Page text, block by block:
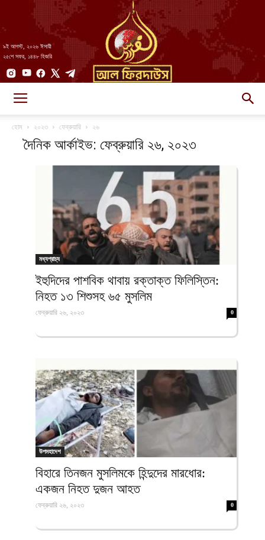
৯ই আগস্ট, ২০২৬ ঈসায়ী
২৫শে সফর, ১৪৪৮ হিজরি
আল-
ফিরদাউস
হোম ২০২৩ ফেব্রুয়ারি ২৬
দৈনিক আর্কাইভ: ফেব্রুয়ারি ২৬, ২০২৩
মধ্যপ্রাচ্য
ইহুদিদের পাশবিক থাবায় রক্তাক্ত ফিলিস্তিন:
নিহত ১৩ শিশুসহ ৬৫ মুসলিম
ফেব্রুয়ারি ২৬, ২০২৩ 0
উপমহাদেশ
বিহারে তিনজন মুসলিমকে হিন্দুদের মারধোর:
একজন নিহত দুজন আহত
ফেব্রুয়ারি ২৬, ২০২৩ 0